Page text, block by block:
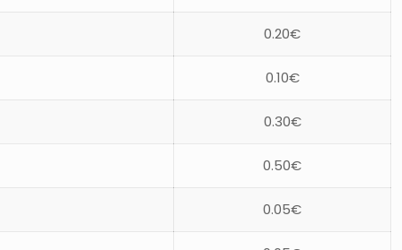
0.20€
0.10€
0.30€
0.50€
0.05€